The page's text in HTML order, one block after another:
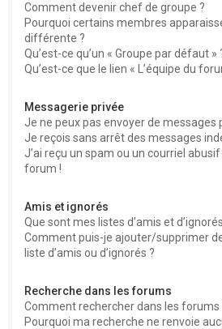
Comment devenir chef de groupe ?
Pourquoi certains membres
différente ?
Qu’est-ce qu’un « Groupe par défaut »
Qu’est-ce que le lien « L’équipe du
Messagerie privée
Je ne peux pas envoyer de messages
Je reçois sans arrêt des messages
J’ai reçu un spam ou un courriel
forum !
Amis et ignorés
Que sont mes listes d’amis et
Comment puis-je ajouter/supprimer
liste d’amis ou d’ignorés ?
Recherche dans les forums
Comment rechercher dans les forums
Pourquoi ma recherche ne renvoie